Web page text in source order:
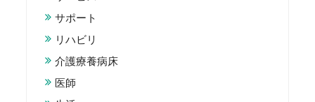
サポート
リハビリ
介護療養病床
医師